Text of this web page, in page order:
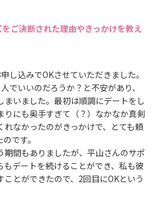
ご決断された理由やきっかけを教え
し込みでOKさせていただきました。
でいいのだろうか？と不安があり、
まいました。最初は順調にデートをし
りにも奥手すぎて（？）なかなか真剣
なかったのがきっかけで、とても頼
です。
期間もありましたが、平山さんのサポ
もデートを続けることができ、私も彼
とができたので、2回目にOKという